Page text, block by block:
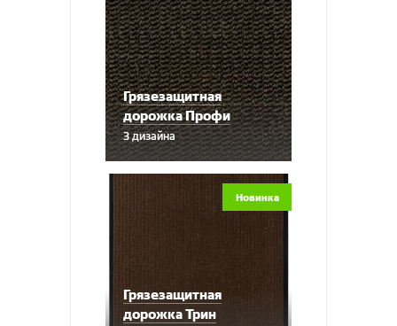
Грязезащитная
дорожка Профи
3 дизайна
Грязезащитная
дорожка Трин
Новинка